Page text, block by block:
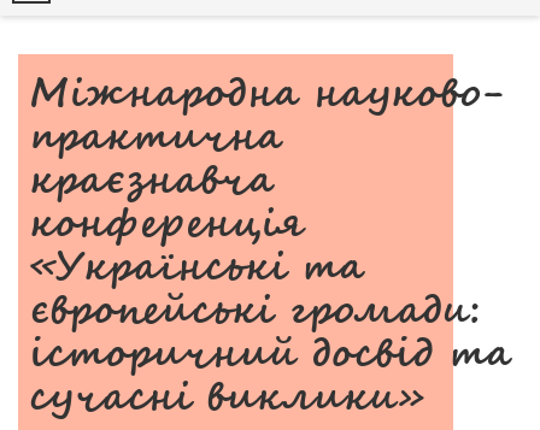
Міжнародна науково-
практична
краєзнавча
конференція
«Українські та
європейські громади:
історичний досвід та
сучасні виклики»